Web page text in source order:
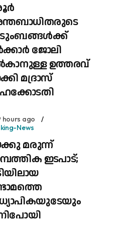
ജോലി
ഉത്തരവ്
മദ്രാസ്
hours ago
News
മരുന്ന്
ഇടപാട്;